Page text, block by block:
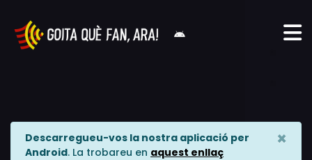
Descarregueu-vos la nostra aplicació per
Android. La trobareu en aquest enllaç
×